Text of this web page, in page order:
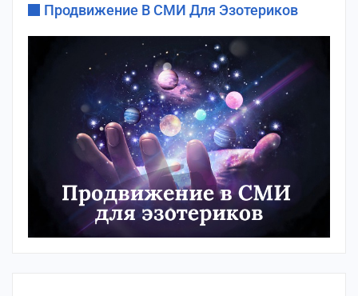
Продвижение В СМИ Для Эзотериков